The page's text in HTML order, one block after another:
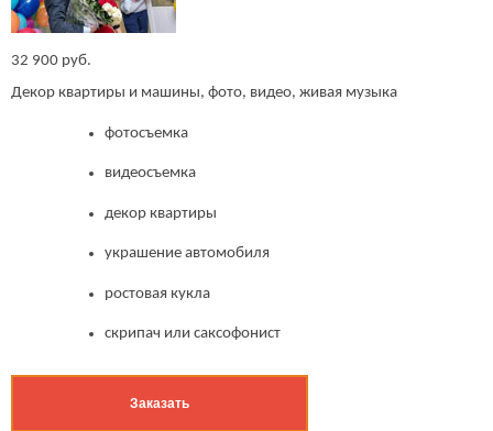
32 900 руб.
Декор квартиры и машины, фото, видео, живая музыка
фотосъемка
видеосъемка
декор квартиры
украшение автомобиля
ростовая кукла
скрипач или саксофонист
Заказать